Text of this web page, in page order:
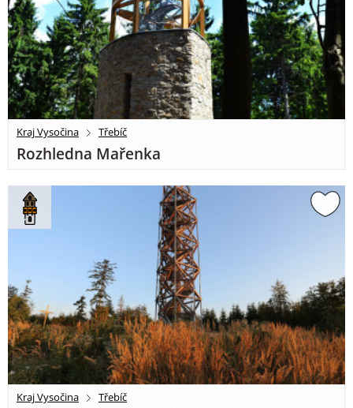
Kraj Vysočina Třebíč
Rozhledna Mařenka
Kraj Vysočina Třebíč